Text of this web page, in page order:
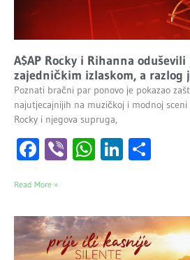
A$AP Rocky i Rihanna
zajedničkim izlaskom, a razlog
Poznati bračni par ponovo je pokazao
najutjecajnijih na muzičkoj i modnoj sceni
Rocky i njegova supruga,
Facebook
ViberWhatsApp
LinkedIn
Read More »